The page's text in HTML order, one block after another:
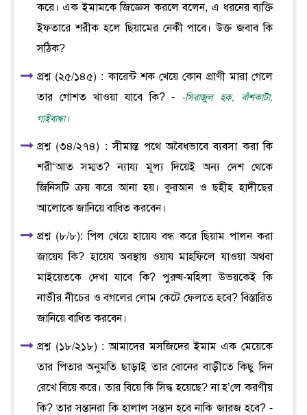
করে। এক ইমামকে জিজ্ঞেস করলে বলেন, এ ধরনের ব্যক্তি
ইফতারে শরীক হলে ছিয়ামের নেকী পাবে। উক্ত জবাব কি
সঠিক?
প্রশ্ন (২৫/১৪৫) : কারেন্ট শক খেয়ে কোন প্রাণী মারা গেলে
তার গোশত খাওয়া যাবে কি? -
-সিরাজুল হক, বাঁশকাটা,
গাইবান্ধা।
প্রশ্ন (৩৪/২৭৪) : সীমান্ত পথে অবৈধভাবে ব্যবসা করা কি
শরী‘আত সম্মত? ন্যায্য মূল্য দিয়েই অন্য দেশ থেকে
জিনিসটি ক্রয় করে আনা হয়। কুরআন ও ছহীহ হাদীছের
আলোকে জানিয়ে বাধিত করবেন।
প্রশ্ন (৮/৮): পিল খেয়ে হায়েয বন্ধ করে ছিয়াম পালন করা
জায়েয কি? হায়েয অবস্থায় ওয়ায মাহফিলে যাওয়া অথবা
মাইয়েতকে দেখা যাবে কি? পুরুষ-মহিলা উভয়কেই কি
নাভীর নীচের ও বগলের লোম কেটে ফেলতে হবে? বিস্তারিত
জানিয়ে বাধিত করবেন।
প্রশ্ন (১৮/২১৮) : আমাদের মসজিদের ইমাম এক মেয়েকে
তার পিতার অনুমতি ছাড়াই তার বোনের বাড়ীতে কিছু দিন
রেখে বিয়ে করে। তার বিয়ে কি সিদ্ধ হয়েছে? না হ’লে করণীয়
কি? তার সন্তানরা কি হালাল সন্তান হবে নাকি জারজ হবে? -